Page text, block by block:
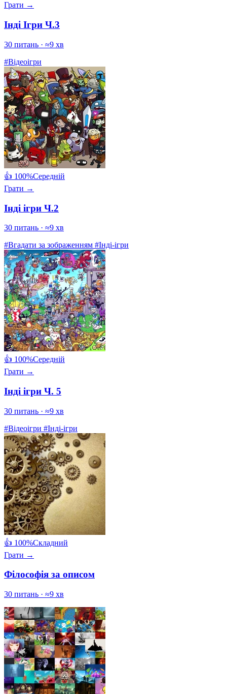
Грати →
Інді Ігри Ч.3
30 питань · ≈9 хв
#Відеоігри
👍 100%Середній
Грати →
Інді ігри Ч.2
30 питань · ≈9 хв
#Вгадати за зображенням #Інді-ігри
👍 100%Середній
Грати →
Інді ігри Ч. 5
30 питань · ≈9 хв
#Відеоігри #Інді-ігри
👍 100%Складний
Грати →
Філософія за описом
30 питань · ≈9 хв